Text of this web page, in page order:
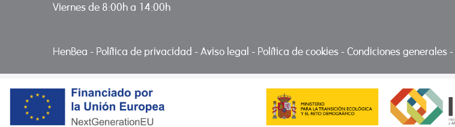
Viernes de 8:00h a 14:00h
HenBea - Política de privacidad -Aviso legal - Política de cookies -Condiciones generales -